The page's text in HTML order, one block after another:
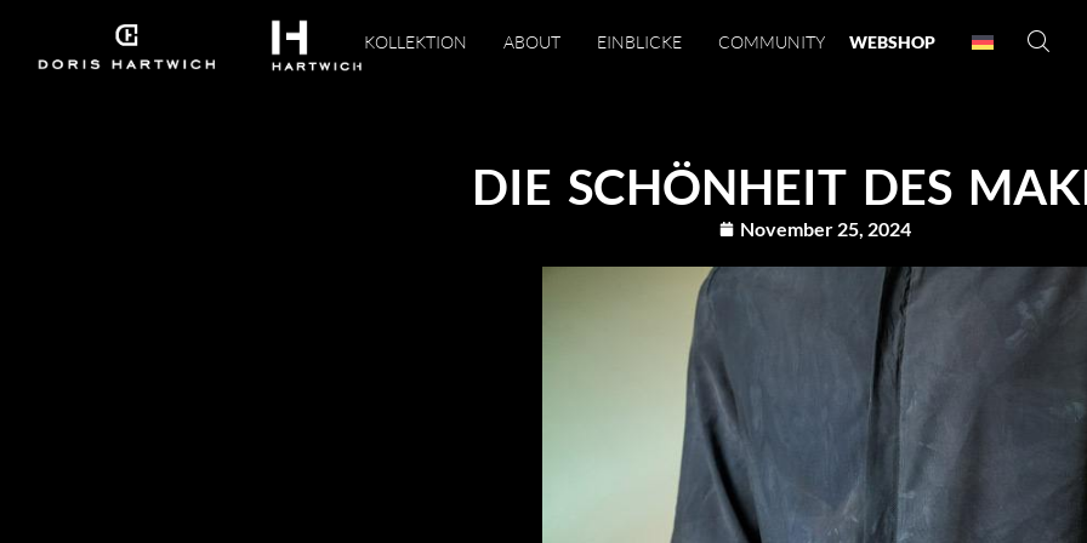
KOLLEKTION ABOUT EINBLICKE COMMUNITY WEBSHOP
DIE SCHÖNHEIT DES
November 25, 2024